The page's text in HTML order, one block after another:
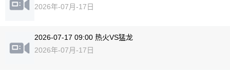
2026年-07月-17日
2026-07-17 09:00 热火VS猛龙
2026年-07月-17日